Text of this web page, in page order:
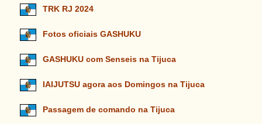
TRK RJ 2024
Fotos oficiais GASHUKU
GASHUKU com Senseis na Tijuca
IAIJUTSU agora aos Domingos na Tijuca
Passagem de comando na Tijuca